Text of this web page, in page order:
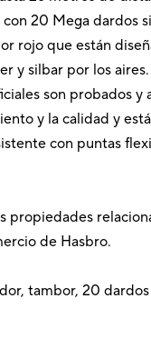
20 Mega dardos
rojo que están
y silbar por los
son probados y
y la calidad y
con puntas
propiedades
de Hasbro.
tambor, 20